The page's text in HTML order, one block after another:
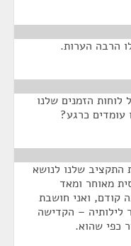
הרבה הערות.
הזמנים שלנו
עומדים כרגע?
שלנו לנושא
מאוחר ומאד
קודם, ואני חושבת
לילותיה – הקדישה
כפי שהוא.